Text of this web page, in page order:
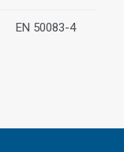
EN 50083-4